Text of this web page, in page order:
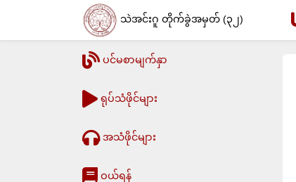
သဲအင်းဂူ တိုက်ခွဲအမှတ် (၃၂)
ပင်မစာမျက်နှာ
ရုပ်သံဖိုင်များ
အသံဖိုင်များ
ဝယ်ရန်